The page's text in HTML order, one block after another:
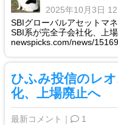
2025年10月3日
SBIグローバルアセットマ
SBI系が完全子会社化、上
newspicks.com/news/
ひふみ投信のレ
化、上場廃止へ
最新コメント｜ 1